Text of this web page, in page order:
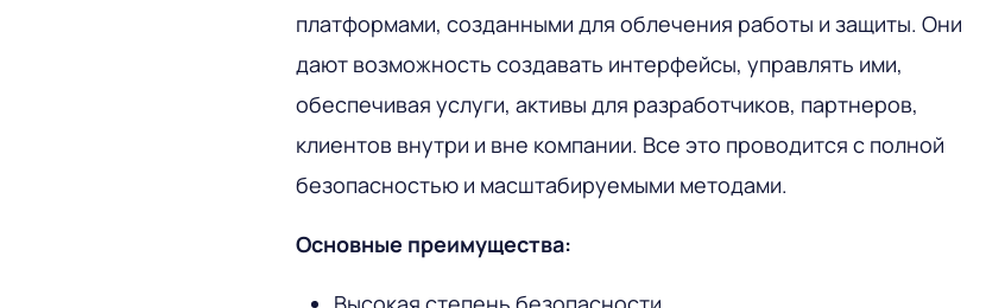
платформами, созданными для облечения работы и защиты. Они
дают возможность создавать интерфейсы, управлять ими,
обеспечивая услуги, активы для разработчиков, партнеров,
клиентов внутри и вне компании. Все это проводится с полной
безопасностью и масштабируемыми методами.
Основные преимущества: